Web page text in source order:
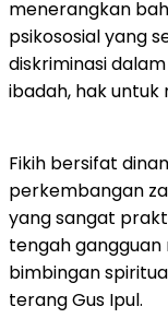
menerangkan
psikososial yang
diskriminasi
ibadah, hak untuk
Fikih bersifat
perkembangan
yang sangat
tengah gangguan
bimbingan
terang Gus Ipul.